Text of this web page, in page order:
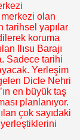
olan
tarihsel yapılar
koruma
Ilısu Barajı
Sadece tarihi
Yerleşim
Dicle Nehri
en büyük taş
planlanıyor.
çok sayıdaki